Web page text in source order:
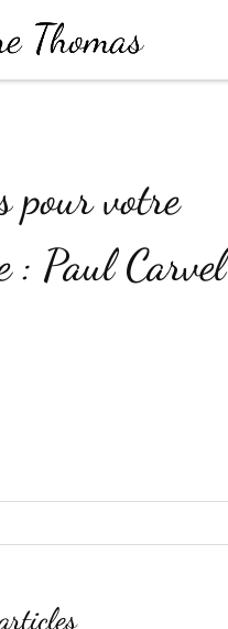
pour votre
: Paul Carvel